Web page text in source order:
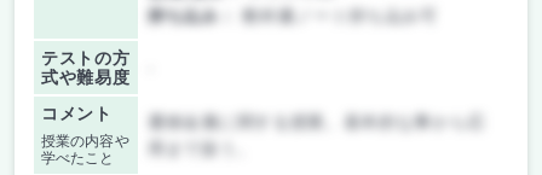
持ち込み：
教科書ノート持ち込み可
テストの方
式や難易度
コメント
授業の内容や
学べたこと
遷移金属に関する授業。基本的な事から応